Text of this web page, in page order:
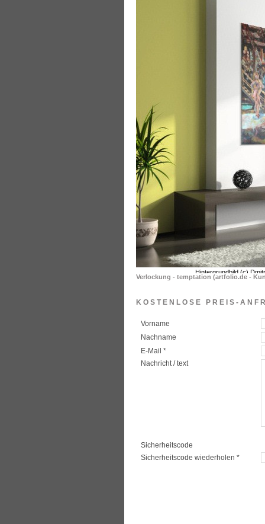
Verlockung - temptation (artfolio.de -
KOSTENLOSE PREIS-
Vorname
Nachname
E-Mail *
Nachricht / text
Sicherheitscode
Sicherheitscode wiederholen *